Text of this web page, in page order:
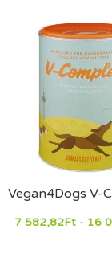
Vegan4Dogs V-
7 582,82Ft - 16